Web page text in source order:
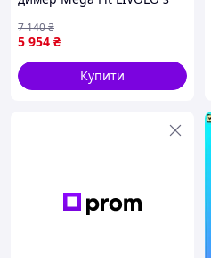
чорний, скло, 16A 230V, із
заземле Nes22/Q
5 954 ₴
7 140₴
Купити